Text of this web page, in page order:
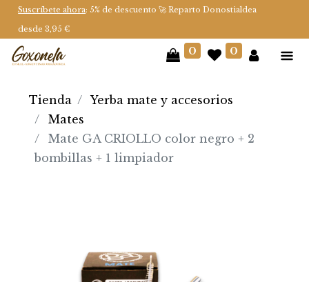
Suscríbete ahora: 5% de descuento 🚀 Reparto Donostialdea
desde 3,95 €
0 0
Tienda
Yerba mate y accesorios
Mates
Mate GA CRIOLLO color negro + 2
bombillas + 1 limpiador